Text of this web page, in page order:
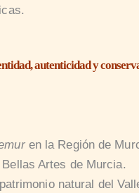
autenticidad y
en la Región de
Artes de Murcia.
natural del